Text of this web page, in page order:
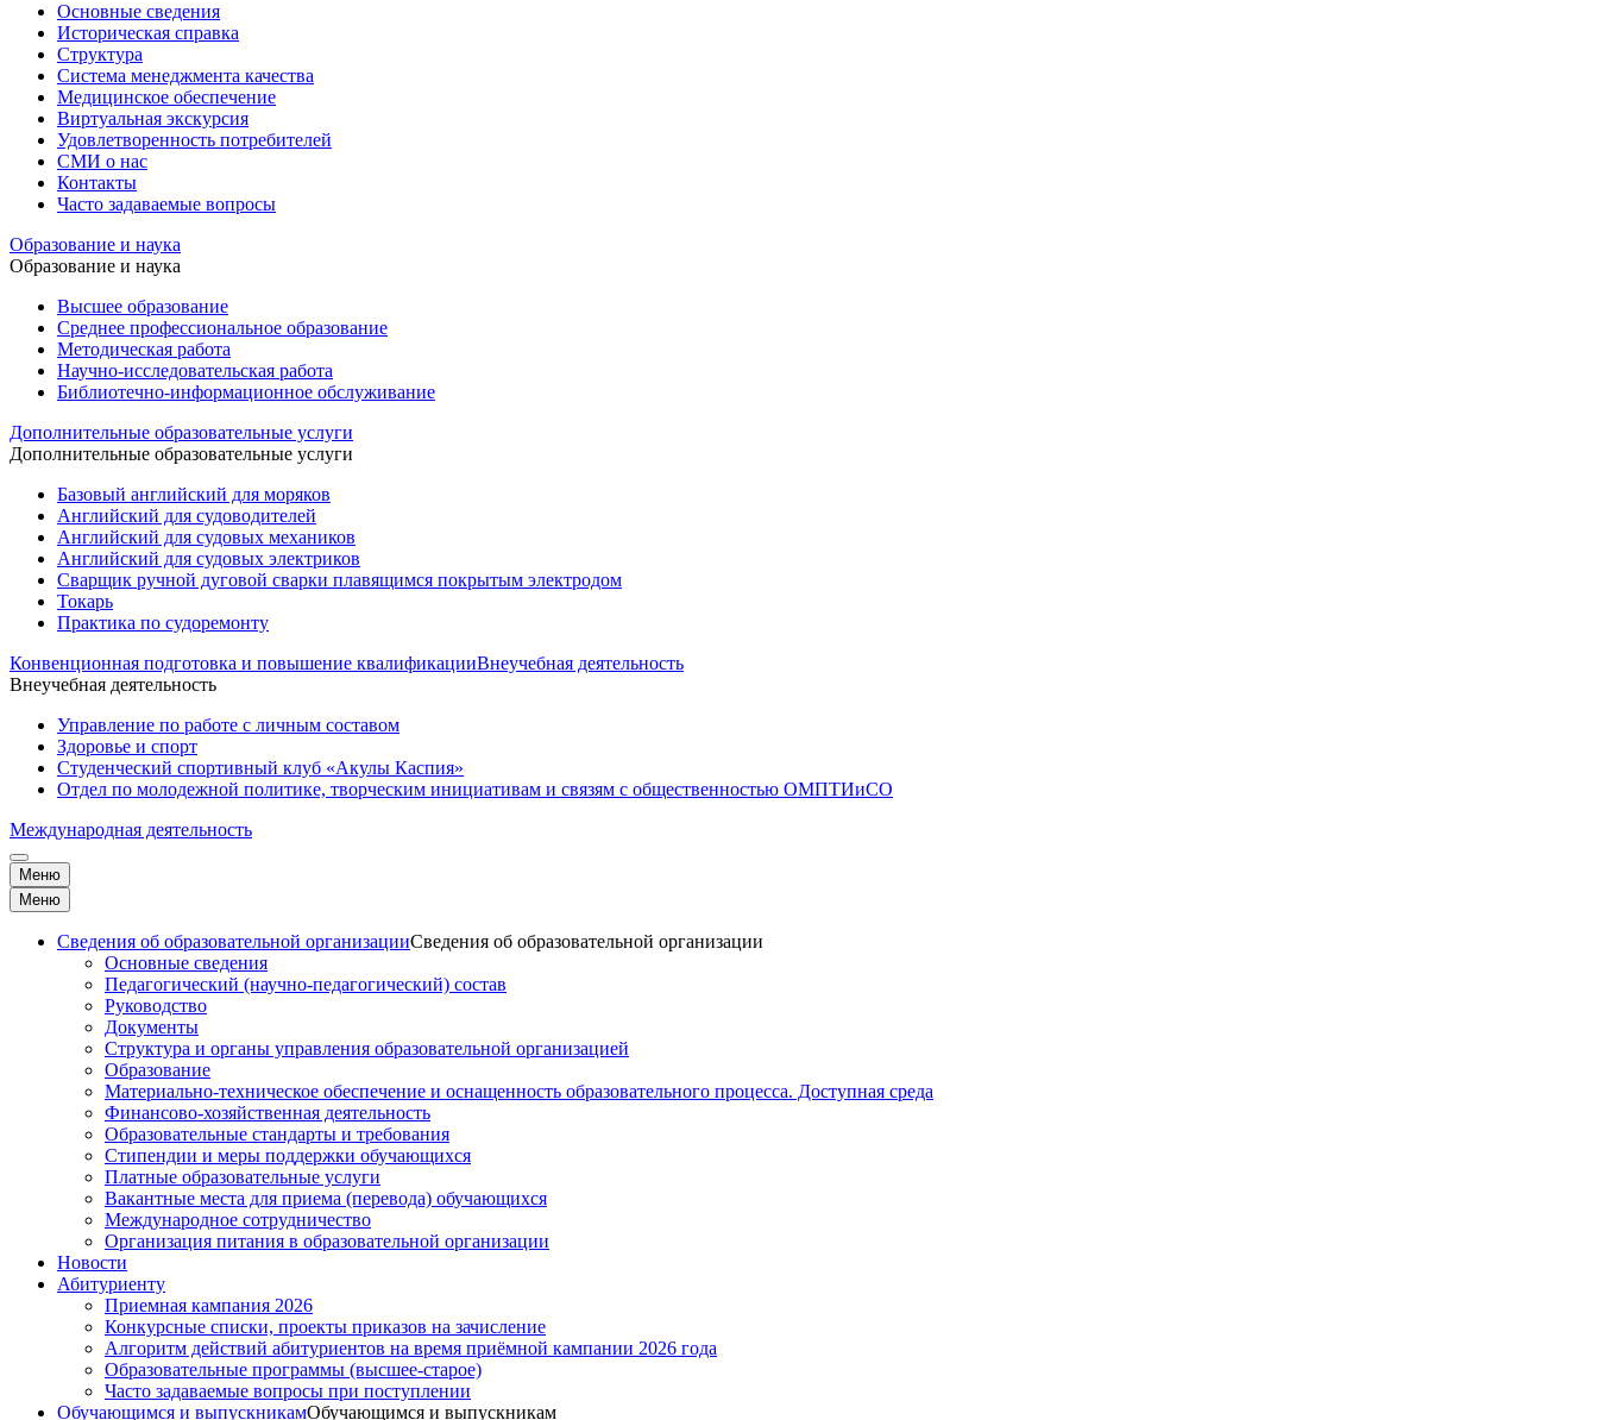
Основные сведения
Историческая справка
Структура
Система менеджмента качества
Медицинское обеспечение
Виртуальная экскурсия
Удовлетворенность потребителей
СМИ о нас
Контакты
Часто задаваемые вопросы
Образование и наука
Образование и наука
Высшее образование
Среднее профессиональное образование
Методическая работа
Научно-исследовательская работа
Библиотечно-информационное обслуживание
Дополнительные образовательные услуги
Дополнительные образовательные услуги
Базовый английский для моряков
Английский для судоводителей
Английский для судовых механиков
Английский для судовых электриков
Cварщик ручной дуговой сварки плавящимся покрытым электродом
Токарь
Практика по судоремонту
Конвенционная подготовка и повышение квалификацииВнеучебная деятельность
Внеучебная деятельность
Управление по работе с личным составом
Здоровье и спорт
Студенческий спортивный клуб «Акулы Каспия»
Отдел по молодежной политике, творческим инициативам и связям с общественностью ОМПТИиСО
Международная деятельность
Меню
Меню
Сведения об образовательной организацииСведения об образовательной организации
Основные сведения
Педагогический (научно-педагогический) состав
Руководство
Документы
Структура и органы управления образовательной организацией
Образование
Материально-техническое обеспечение и оснащенность образовательного процесса. Доступная среда
Финансово-хозяйственная деятельность
Образовательные стандарты и требования
Стипендии и меры поддержки обучающихся
Платные образовательные услуги
Вакантные места для приема (перевода) обучающихся
Международное сотрудничество
Организация питания в образовательной организации
Новости
Абитуриенту
Приемная кампания 2026
Конкурсные списки, проекты приказов на зачисление
Алгоритм действий абитуриентов на время приёмной кампании 2026 года
Образовательные программы (высшее-старое)
Часто задаваемые вопросы при поступлении
Обучающимся и выпускникамОбучающимся и выпускникам